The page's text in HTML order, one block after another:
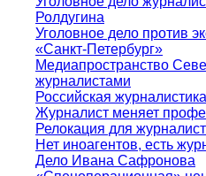
Ролдугина
Уголовное дело против
«Санкт-Петербург»
Медиапространство
журналистами
Российская
Журналист меняет
Релокация для
Нет иноагентов, есть
Дело Ивана Сафронова